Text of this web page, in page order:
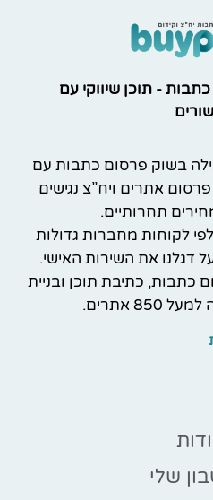
כתבות - תוכן שיווקי עם
בשוק פרסום כתבות עם
אתרים ויח”צ נגישים
תחרותיים.
אלפי לקוחות מחברות גדולות
דגלנו את השירות האישי.
כתבות, כתיבת תוכן ובניית
אתרים.
שלי